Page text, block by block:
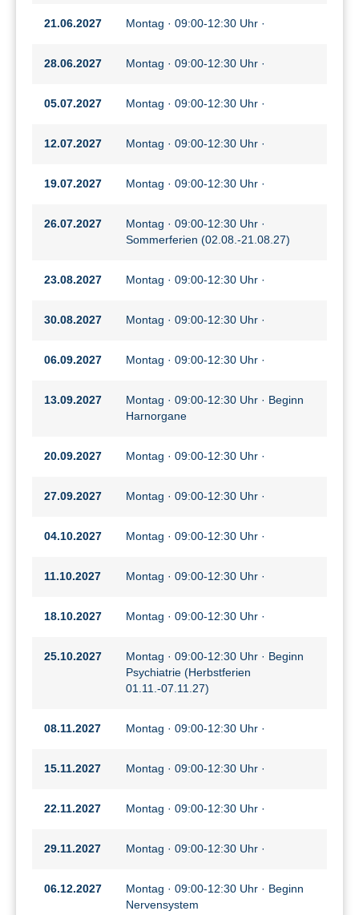
21.06.2027 Montag · 09:00-12:30 Uhr ·
28.06.2027 Montag · 09:00-12:30 Uhr ·
05.07.2027 Montag · 09:00-12:30 Uhr ·
12.07.2027 Montag · 09:00-12:30 Uhr ·
19.07.2027 Montag · 09:00-12:30 Uhr ·
26.07.2027
Montag · 09:00-12:30 Uhr ·
Sommerferien (02.08.-21.08.27)
23.08.2027 Montag · 09:00-12:30 Uhr ·
30.08.2027 Montag · 09:00-12:30 Uhr ·
06.09.2027 Montag · 09:00-12:30 Uhr ·
13.09.2027
Montag · 09:00-12:30 Uhr · Beginn
Harnorgane
20.09.2027 Montag · 09:00-12:30 Uhr ·
27.09.2027 Montag · 09:00-12:30 Uhr ·
04.10.2027 Montag · 09:00-12:30 Uhr ·
11.10.2027 Montag · 09:00-12:30 Uhr ·
18.10.2027 Montag · 09:00-12:30 Uhr ·
25.10.2027
Montag · 09:00-12:30 Uhr · Beginn
Psychiatrie (Herbstferien
01.11.-07.11.27)
08.11.2027 Montag · 09:00-12:30 Uhr ·
15.11.2027 Montag · 09:00-12:30 Uhr ·
22.11.2027 Montag · 09:00-12:30 Uhr ·
29.11.2027 Montag · 09:00-12:30 Uhr ·
06.12.2027
Montag · 09:00-12:30 Uhr · Beginn
Nervensystem